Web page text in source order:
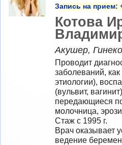
Запись на прием:
Котова
Акушер,
Проводит
заболеваний,
этиологии),
(вульвит,
передающиеся
молочница,
Стаж с 1995 г.
Врач оказывает
ведение